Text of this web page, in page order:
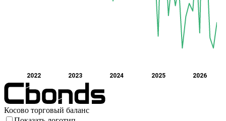
2022 2023 2024 2025 2026
Косово торговый баланс